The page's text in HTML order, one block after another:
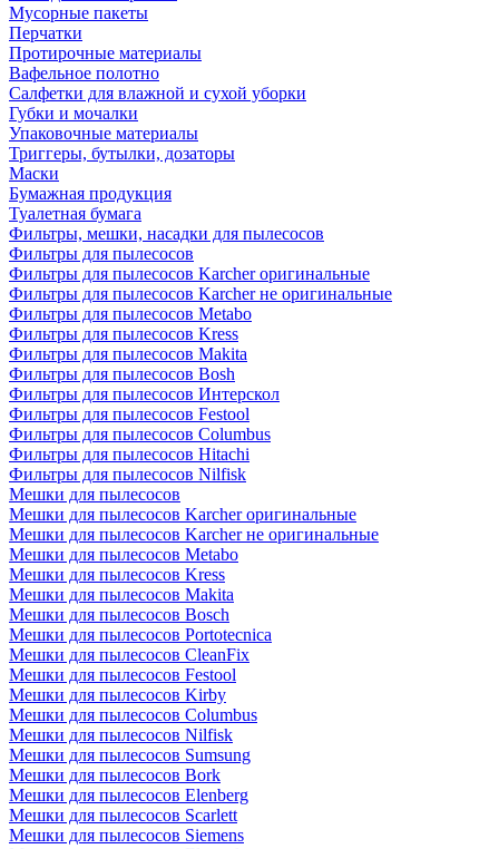
Мусорные пакеты
Перчатки
Протирочные материалы
Вафельное полотно
Салфетки для влажной и сухой уборки
Губки и мочалки
Упаковочные материалы
Триггеры, бутылки, дозаторы
Маски
Бумажная продукция
Туалетная бумага
Фильтры, мешки, насадки для пылесосов
Фильтры для пылесосов
Фильтры для пылесосов Karcher оригинальные
Фильтры для пылесосов Karcher не оригинальные
Фильтры для пылесосов Metabo
Фильтры для пылесосов Kress
Фильтры для пылесосов Makita
Фильтры для пылесосов Bosh
Фильтры для пылесосов Интерскол
Фильтры для пылесосов Festool
Фильтры для пылесосов Columbus
Фильтры для пылесосов Hitachi
Фильтры для пылесосов Nilfisk
Мешки для пылесосов
Мешки для пылесосов Karcher оригинальные
Мешки для пылесосов Karcher не оригинальные
Мешки для пылесосов Metabo
Мешки для пылесосов Kress
Мешки для пылесосов Makita
Мешки для пылесосов Bosch
Мешки для пылесосов Portotecnica
Мешки для пылесосов CleanFix
Мешки для пылесосов Festool
Мешки для пылесосов Kirby
Мешки для пылесосов Columbus
Мешки для пылесосов Nilfisk
Мешки для пылесосов Sumsung
Мешки для пылесосов Bork
Мешки для пылесосов Elenberg
Мешки для пылесосов Scarlett
Мешки для пылесосов Siemens